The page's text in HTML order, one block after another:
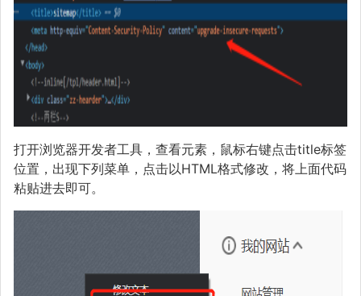
打开浏览器开发者工具，查看元素，鼠标右键点击title标签
位置，出现下列菜单，点击以HTML格式修改，将上面代码
粘贴进去即可。